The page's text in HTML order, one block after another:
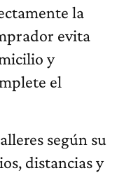
la
evita
y
el
según su
distancias y